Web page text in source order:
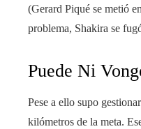
(Gerard Piqué se metió
problema, Shakira se
Puede Ni
Pese a ello supo
kilómetros de la meta.